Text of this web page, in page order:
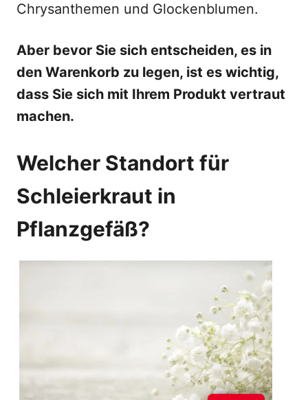
Chrysanthemen und Glockenblumen.
Aber bevor Sie sich entscheiden, es in
den Warenkorb zu legen, ist es wichtig,
dass Sie sich mit Ihrem Produkt vertraut
machen.
Welcher Standort für
Schleierkraut in
Pflanzgefäß?